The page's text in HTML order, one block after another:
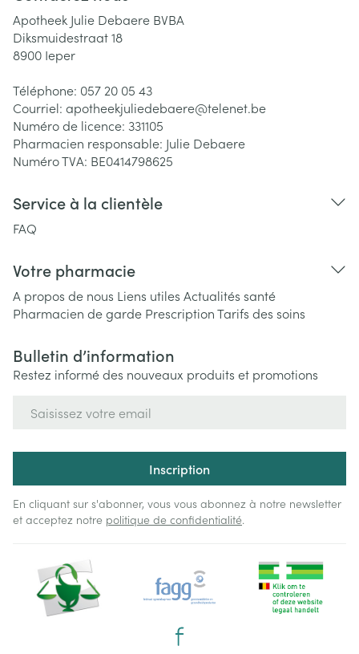
Apotheek Julie Debaere BVBA
Diksmuidestraat 18
8900 Ieper
Téléphone: 057 20 05 43
Courriel: apotheekjuliedebaere@telenet.be
Numéro de licence: 331105
Pharmacien responsable: Julie Debaere
Numéro TVA: BE0414798625
Service à la clientèle
FAQ
Votre pharmacie
A propos de nous Liens utiles Actualités santé
Pharmacien de garde PrescriptionTarifs des soins
Bulletin d’information
Restez informé des nouveaux produits et promotions
Inscription
En cliquant sur s'abonner, vous vous abonnez à notre newsletter
et acceptez notre politique de confidentialité.